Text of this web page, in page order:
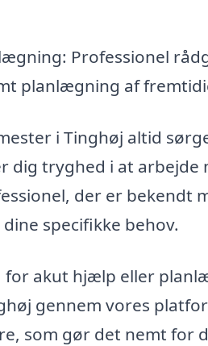
Professionel
planlægning af
i Tinghøj altid
dig tryghed i at
der er bekendt
specifikke behov.
for akut hjælp eller
gennem vores
som gør det nemt for